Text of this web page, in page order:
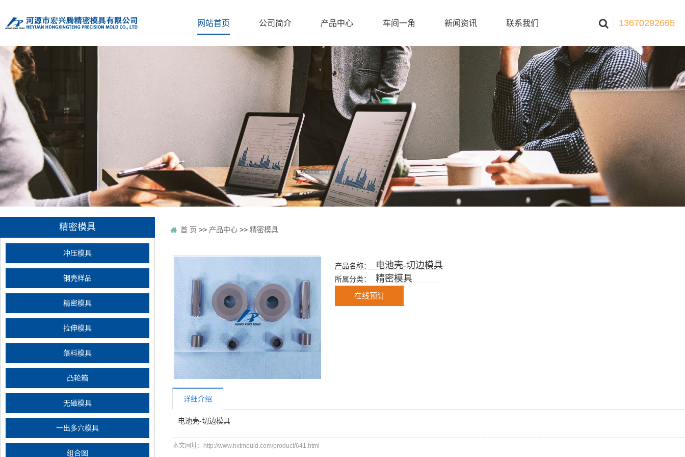
网站首页 公司简介 产品中心 车间一角 新闻资讯 联系我们 13670292665
精密模具
冲压模具
钢壳样品
精密模具
拉伸模具
落料模具
凸轮箱
无磁模具
一出多穴模具
组合图
首 页 >> 产品中心 >>精密模具
产品名称： 电池壳-切边模具
所属分类： 精密模具
在线预订
详细介绍
电池壳-切边模具
本文网址：http://www.hxtmould.com/product/641.html